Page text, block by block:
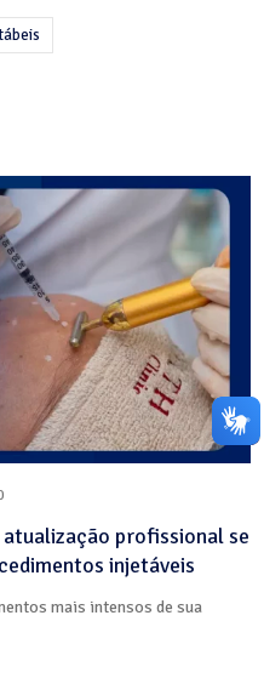
profissional se
injetáveis
mais intensos de sua